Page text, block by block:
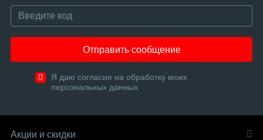
Отправить сообщение
Я даю согласие на обработку моих
персональных данных
Акции и скидки